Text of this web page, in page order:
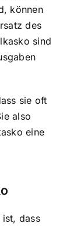
können
des
sind
sie oft
also
eine
dass